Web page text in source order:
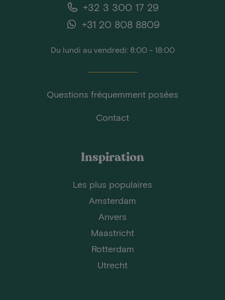
+32 3 300 17 29
+31 20 808 8809
Du lundi au vendredi: 8:00 - 18:00
Questions fréquemment posées
Contact
Inspiration
Les plus populaires
Amsterdam
Anvers
Maastricht
Rotterdam
Utrecht